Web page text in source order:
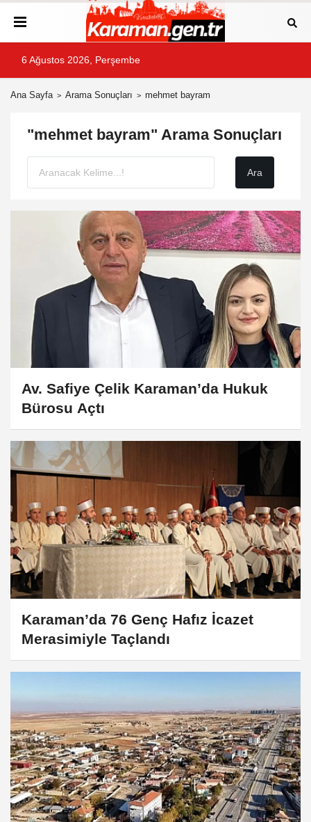
6 Ağustos 2026, Perşembe
Ana Sayfa Arama Sonuçları mehmet bayram
"mehmet bayram" Arama Sonuçları
Av. Safiye Çelik Karaman’da Hukuk
Bürosu Açtı
Karaman’da 76 Genç Hafız İcazet
Merasimiyle Taçlandı